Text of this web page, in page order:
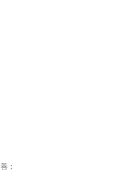
；